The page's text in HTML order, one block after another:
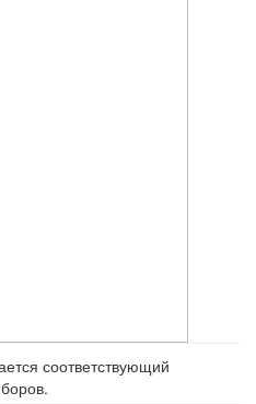
соответствующий